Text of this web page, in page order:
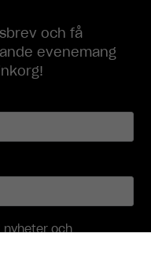
och få
evenemang
och
Statistik
För att vi ska
kunna
hemsidans
och
baserat på
hemsidan
används.